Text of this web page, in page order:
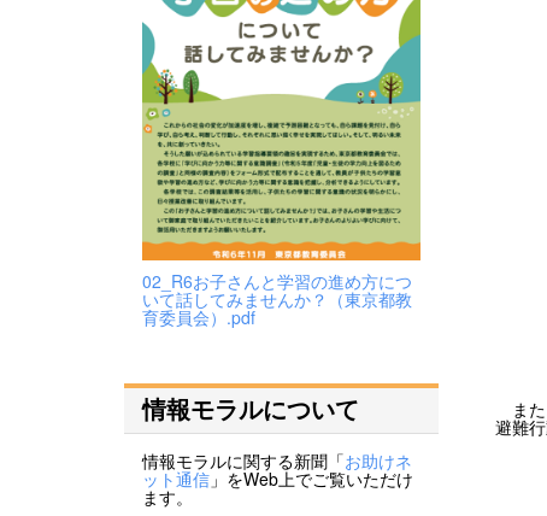
また
避難
02_R6お子さんと学習の進め方につ
いて話してみませんか？（東京都教
育委員会）.pdf
情報モラルについて
情報モラルに関する新聞「お助けネ
ット通信 」をWeb上でご覧いただけ
ます。